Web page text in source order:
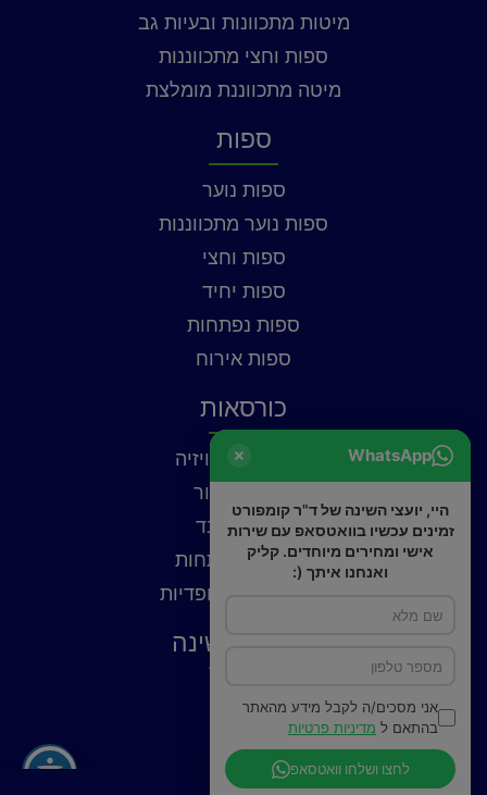
מיטות מתכוונות ובעיות גב
ספות וחצי מתכווננות
מיטה מתכווננת מומלצת
ספות
ספות נוער
ספות נוער מתכווננות
ספות וחצי
ספות יחיד
ספות נפתחות
ספות אירוח
כורסאות
כורסאות טלוויזיה
כורסאות עור
כורסאות בד
כורסאות נפתחות
כורסאות אורטופדיות
פתרונות שינה
מצעים
WhatsApp
היי, יועצי השינה של ד"ר קומפורט
זמינים עכשיו בוואטסאפ עם שירות
אישי ומחירים מיוחדים. קליק
ואנחנו איתך (:
אני מסכים/ה לקבל מידע מהאתר
בהתאם ל מדיניות פרטיות
לחצו ושלחו וואטסאפ